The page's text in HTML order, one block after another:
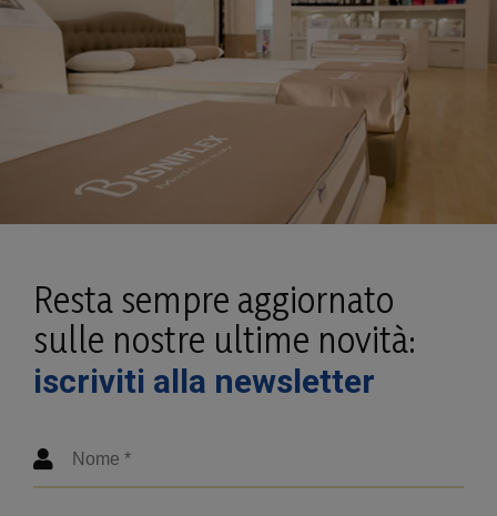
Resta sempre aggiornato
sulle nostre ultime novità:
iscriviti alla newsletter